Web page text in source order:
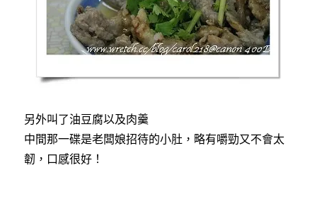
另外叫了油豆腐以及肉羹
中間那一碟是老闆娘招待的小肚，略有嚼勁又不會太
韌，口感很好！